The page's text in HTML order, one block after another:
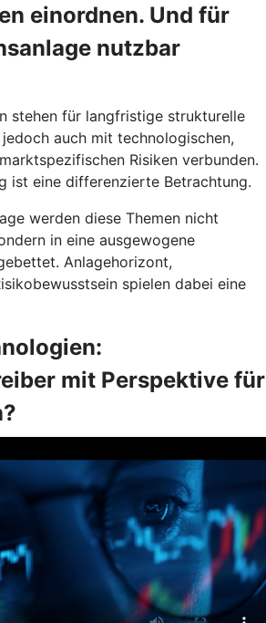
einordnen. Und für
nutzbar
stehen für langfristige strukturelle
auch mit technologischen,
Risiken verbunden.
ist eine differenzierte Betrachtung.
werden diese Themen nicht
in eine ausgewogene
Anlagehorizont,
spielen dabei eine
mit Perspektive für